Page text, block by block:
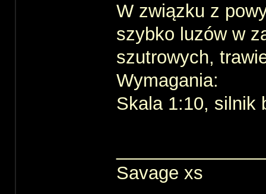
W związku z
szybko luzów w
szutrowych,
Wymagania:
Skala 1:10, silnik
Savage xs